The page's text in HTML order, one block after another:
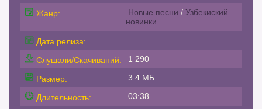
Жанр: Новые песни / Узбекиский
новинки
Дата релиза:
Слушали/Скачиваний:
1 290
Размер: 3.4 МБ
Длительность: 03:38